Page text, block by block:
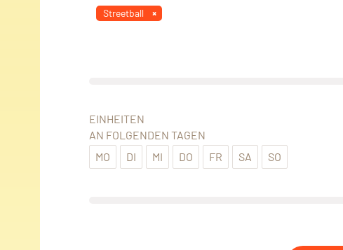
Streetball
EINHEITEN
AN FOLGENDEN TAGEN
MO
DI MI DO FR SA SO